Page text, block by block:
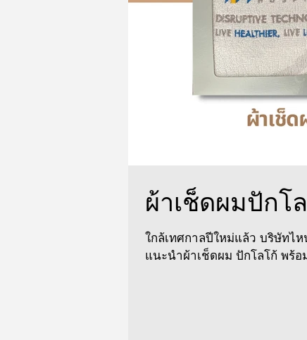
ผ้าเช็ดผมปักโ
ใกล้เทศกาลปีใหม่แล้ว บริษัทไ
แนะนำผ้าเช็ดผม ปักโลโก้ พร้อ